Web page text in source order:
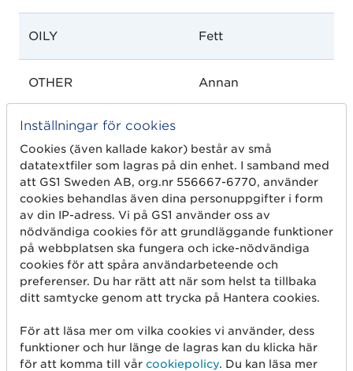
OILY Fett
OTHER Annan
PERMANENT_WAVE
SEMI_LONG Halvlångt
SENSITIVE_SCALP
Känslig
hårbotten
SHORT Kort
STRAIGHT Rakt
Inställningar för cookies
Cookies (även kallade kakor) består av små
datatextfiler som lagras på din enhet. I samband med
att GS1 Sweden AB, org.nr 556667-6770, använder
cookies behandlas även dina personuppgifter i form
av din IP-adress. Vi på GS1 använder oss av
nödvändiga cookies för att grundläggande funktioner
på webbplatsen ska fungera och icke-nödvändiga
cookies för att spåra användarbeteende och
preferenser. Du har rätt att när som helst ta tillbaka
ditt samtycke genom att trycka på Hantera cookies.
För att läsa mer om vilka cookies vi använder, dess
funktioner och hur länge de lagras kan du klicka här
för att komma till vår cookiepolicy. Du kan läsa mer